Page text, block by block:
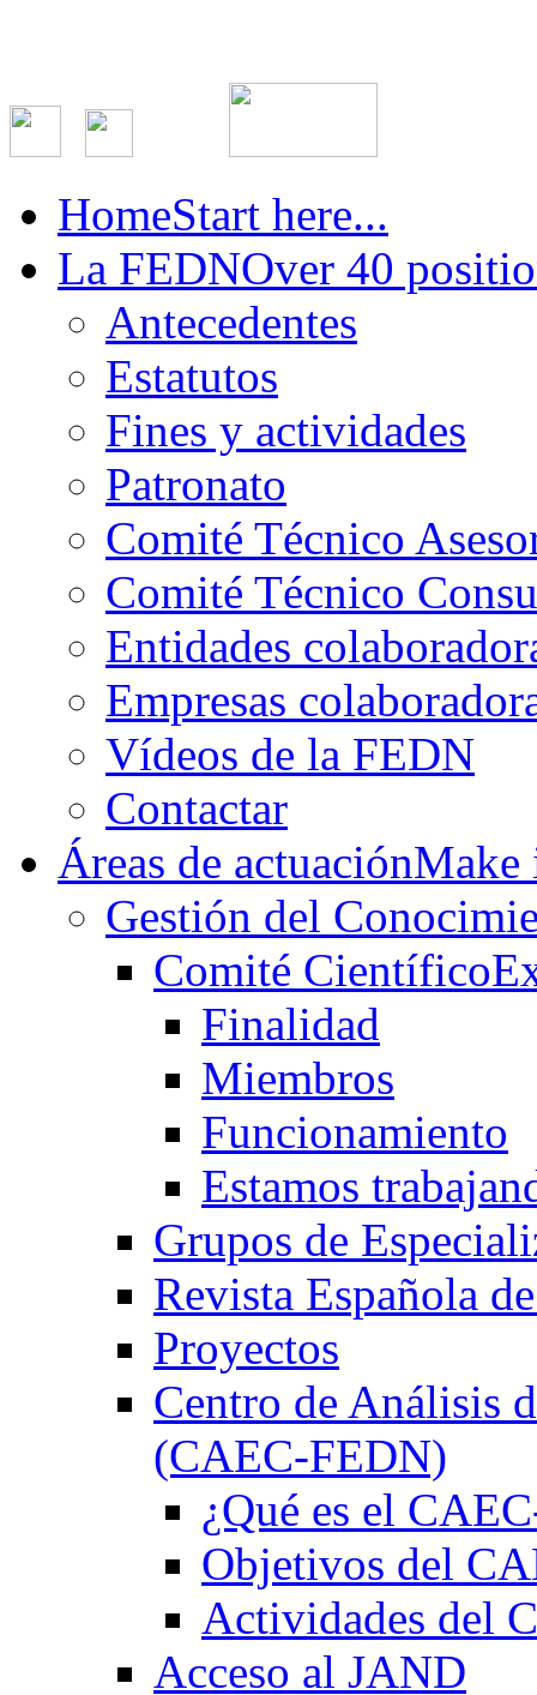
HomeStart here...
La FEDNOver 40
Antecedentes
Estatutos
Fines y actividades
Patronato
Comité Técnico
Comité Técnico
Entidades
Empresas
Vídeos de la FEDN
Contactar
Áreas de actuación
Gestión del
Comité Científico
Finalidad
Miembros
Funcionamiento
Estamos
Grupos de
Revista Española
Proyectos
Centro de Análisis
(CAEC-FEDN)
¿Qué es el
Objetivos del
Actividades del
Acceso al JAND